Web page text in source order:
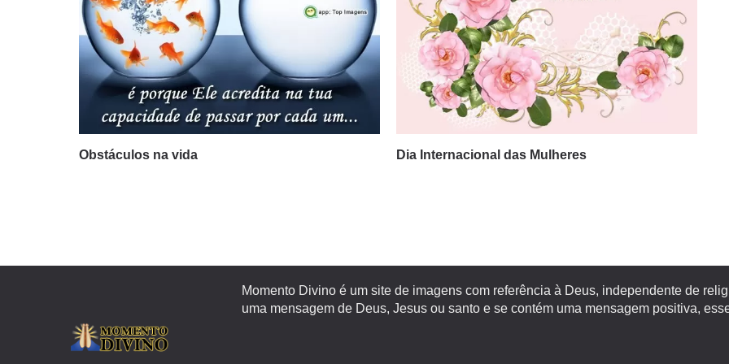
Obstáculos na vida Dia Internacional das Mulheres
Momento Divino é um site de imagens com referência à Deus, independente de
uma mensagem de Deus, Jesus ou santo e se contém uma mensagem positiva,